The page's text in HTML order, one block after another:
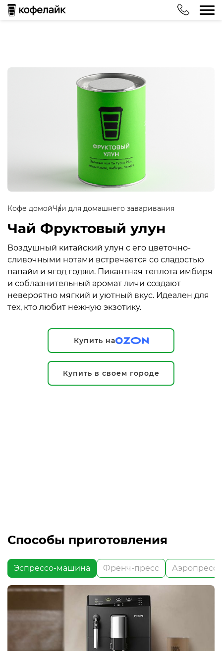
Кофе домойЧаи для домашнего заваривания
Чай Фруктовый улун
Воздушный китайский улун с его цветочно-
сливочными нотами встречается со сладостью
папайи и ягод годжи. Пикантная теплота имбиря
и соблазнительный аромат личи создают
невероятно мягкий и уютный вкус. Идеален для
тех, кто любит нежную экзотику.
Купить на
Купить в своем городе
Способы приготовления
Эспрессо-машина Френч-пресс Аэропресс